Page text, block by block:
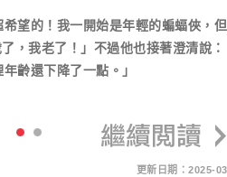
望的！我一開始是年輕的蝙蝠俠，
，我老了！」不過他也接著澄清說：
齡還下降了一點。」
更新日期：2025-